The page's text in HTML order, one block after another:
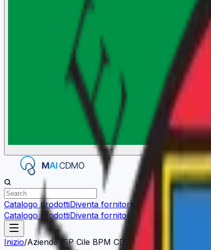
Catalogo prodottiDiventa fornitore Trova fornitore
Catalogo prodottiDiventa fornitore Trova fornitore
Inizio/Aziende ISP Cile BPM CDMO | Servizi di